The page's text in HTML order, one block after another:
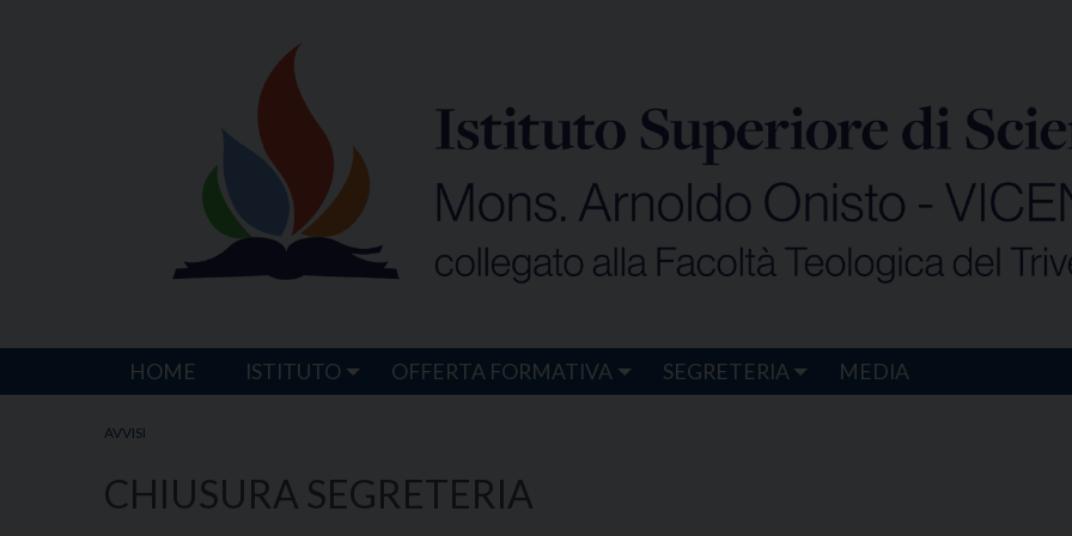
HOME ISTITUTO OFFERTA FORMATIVA SEGRETERIA MEDIA
AVVISI
CHIUSURA SEGRETERIA